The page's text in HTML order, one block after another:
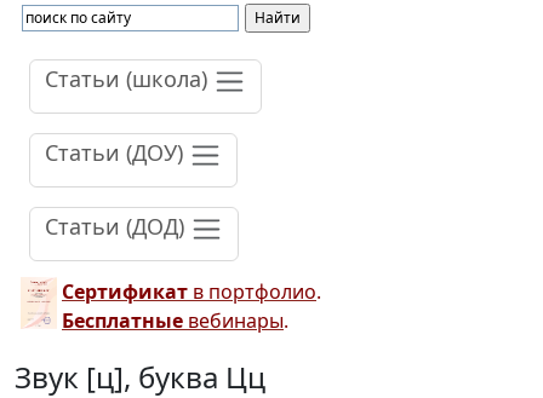
Статьи (школа)
Статьи (ДОУ)
Статьи (ДОД)
Сертификат в портфолио.
Бесплатные вебинары.
Звук [ц], буква Цц